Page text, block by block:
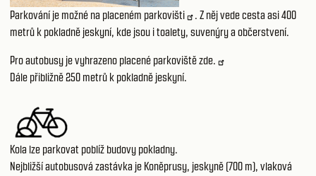
Parkování je možné na placeném parkovišti
. Z něj vede cesta asi 400
metrů k pokladně jeskyní, kde jsou i toalety, suvenýry a občerstvení.
Pro autobusy je vyhrazeno placené parkovištězde.
Dále přibližně 250 metrů k pokladně jeskyní.
Kola lze parkovat poblíž budovy pokladny.
Nejbližší autobusová zastávka je Koněprusy, jeskyně (700 m), vlaková